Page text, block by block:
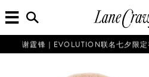
单
入
搜
索
信
息...
谢霆锋｜EVOLUTION联名七夕限